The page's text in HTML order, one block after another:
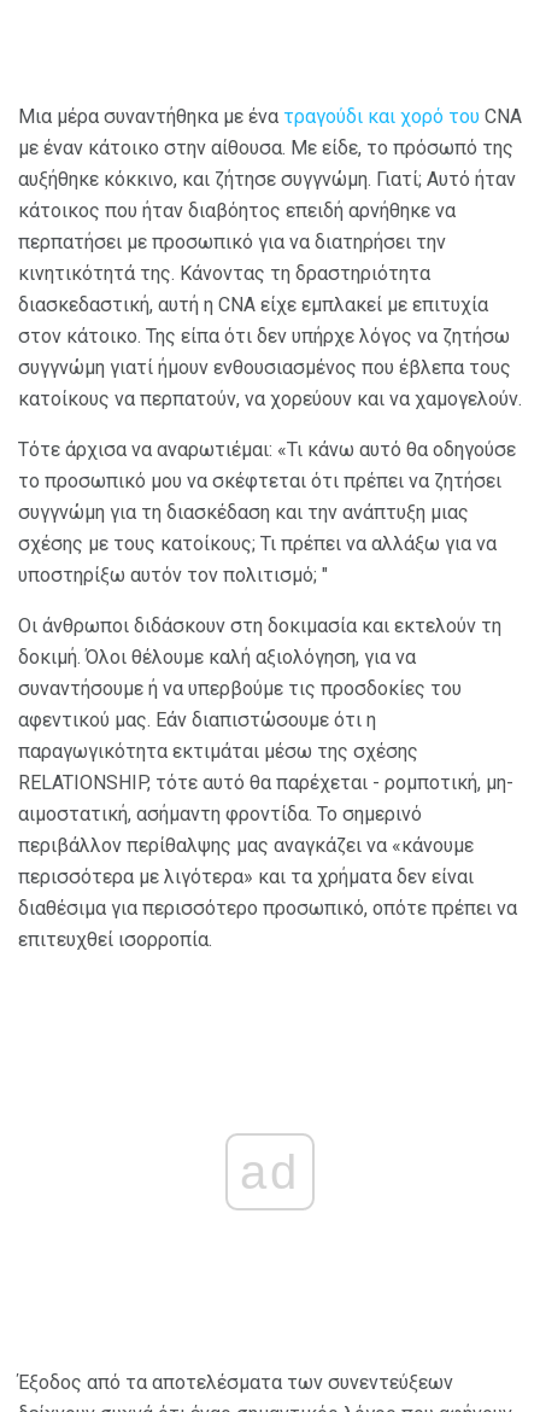
Μια μέρα συναντήθηκα με ένα τραγούδι και χορό του CNA
με έναν κάτοικο στην αίθουσα. Με είδε, το πρόσωπό της
αυξήθηκε κόκκινο, και ζήτησε συγγνώμη. Γιατί; Αυτό ήταν
κάτοικος που ήταν διαβόητος επειδή αρνήθηκε να
περπατήσει με προσωπικό για να διατηρήσει την
κινητικότητά της. Κάνοντας τη δραστηριότητα
διασκεδαστική, αυτή η CNA είχε εμπλακεί με επιτυχία
στον κάτοικο. Της είπα ότι δεν υπήρχε λόγος να ζητήσω
συγγνώμη γιατί ήμουν ενθουσιασμένος που έβλεπα τους
κατοίκους να περπατούν, να χορεύουν και να χαμογελούν.
Τότε άρχισα να αναρωτιέμαι: «Τι κάνω αυτό θα οδηγούσε
το προσωπικό μου να σκέφτεται ότι πρέπει να ζητήσει
συγγνώμη για τη διασκέδαση και την ανάπτυξη μιας
σχέσης με τους κατοίκους; Τι πρέπει να αλλάξω για να
υποστηρίξω αυτόν τον πολιτισμό; "
Οι άνθρωποι διδάσκουν στη δοκιμασία και εκτελούν τη
δοκιμή. Όλοι θέλουμε καλή αξιολόγηση, για να
συναντήσουμε ή να υπερβούμε τις προσδοκίες του
αφεντικού μας. Εάν διαπιστώσουμε ότι η
παραγωγικότητα εκτιμάται μέσω της σχέσης
RELATIONSHIP, τότε αυτό θα παρέχεται - ρομποτική, μη-
αιμοστατική, ασήμαντη φροντίδα. Το σημερινό
περιβάλλον περίθαλψης μας αναγκάζει να «κάνουμε
περισσότερα με λιγότερα» και τα χρήματα δεν είναι
διαθέσιμα για περισσότερο προσωπικό, οπότε πρέπει να
επιτευχθεί ισορροπία.
ad
Έξοδος από τα αποτελέσματα των συνεντεύξεων